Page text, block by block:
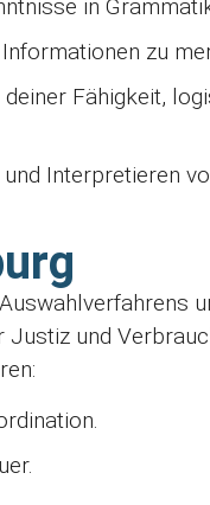
in
zu
Fähigkeit,
Interpretieren
und